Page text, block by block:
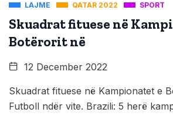
LAJME QATAR 2022 SPORT
Skuadrat fituese në
Botërorit në
12 December 2022
Skuadrat fituese në Kampionatet e
Futboll ndër vite. Brazili: 5 herë